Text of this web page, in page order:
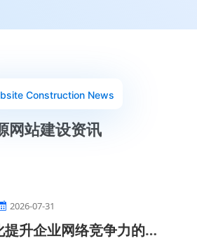
Construction News
网站建设资讯
2026-07-31
升企业网络竞争力的重